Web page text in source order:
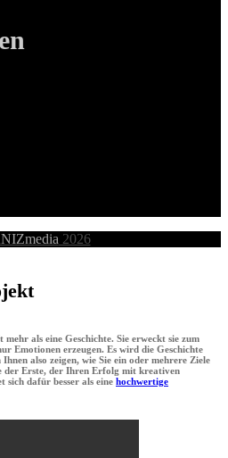
2026
als eine Geschichte. Sie erweckt sie zum
Emotionen erzeugen. Es wird die Geschichte
also zeigen, wie Sie ein oder mehrere Ziele
der Erste, der Ihren Erfolg mit kreativen
sich dafür besser als eine hochwertige